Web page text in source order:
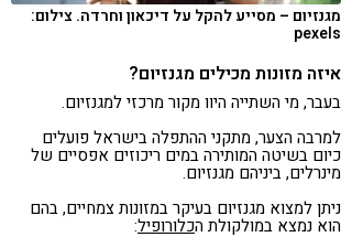
מגנזיום – מסייע להקל על דיכאון וחרדה. צילום:
pexels
איזה מזונות מכילים מגנזיום?
בעבר, מי השתייה היוו מקור מרכזי למגנזיום.
למרבה הצער, מתקני ההתפלה בישראל פועלים
כיום בשיטה המותירה במים ריכוזים אפסיים של
מינרלים, ביניהם מגנזיום.
ניתן למצוא מגנזיום בעיקר במזונות צמחיים, בהם
הוא נמצא במולקולת הכלורופיל: